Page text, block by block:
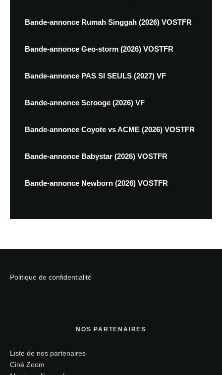
Bande-annonce Rumah Singgah (2026) VOSTFR
Bande-annonce Geo-storm (2026) VOSTFR
Bande-annonce PAS SI SEULS (2027) VF
Bande-annonce Scrooge (2026) VF
Bande-annonce Coyote vs ACME (2026) VOSTFR
Bande-annonce Babystar (2026) VOSTFR
Bande-annonce Newborn (2026) VOSTFR
Politique de confidentialité
NOS PARTENAIRES
Liste de nos partenaires
Ciné Zoom